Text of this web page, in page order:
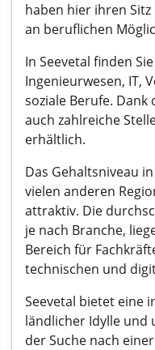
haben hier ihren
an beruflichen
In Seevetal finden
Ingenieurwesen, IT,
soziale Berufe.
auch zahlreiche
erhältlich.
Das Gehaltsniveau
vielen anderen
attraktiv. Die
je nach Branche,
Bereich für
technischen und
Seevetal bietet eine
ländlicher Idylle und
der Suche nach